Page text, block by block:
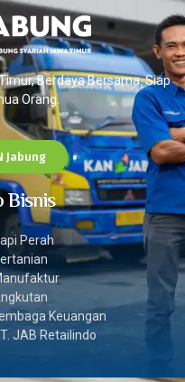
Berdaya Bersama. Siap
Orang.
Jabung
Bisnis
Perah
Keuangan
JAB Retailindo